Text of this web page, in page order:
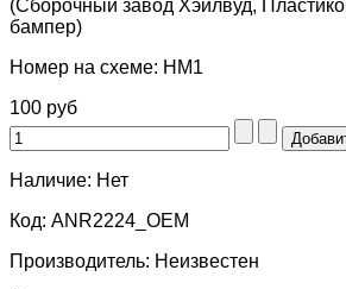
(Сборочный завод Хэйлвуд,
бампер)
Номер на схеме: HM1
100 руб
Наличие: Нет
Код: ANR2224_OEM
Производитель: Неизвестен